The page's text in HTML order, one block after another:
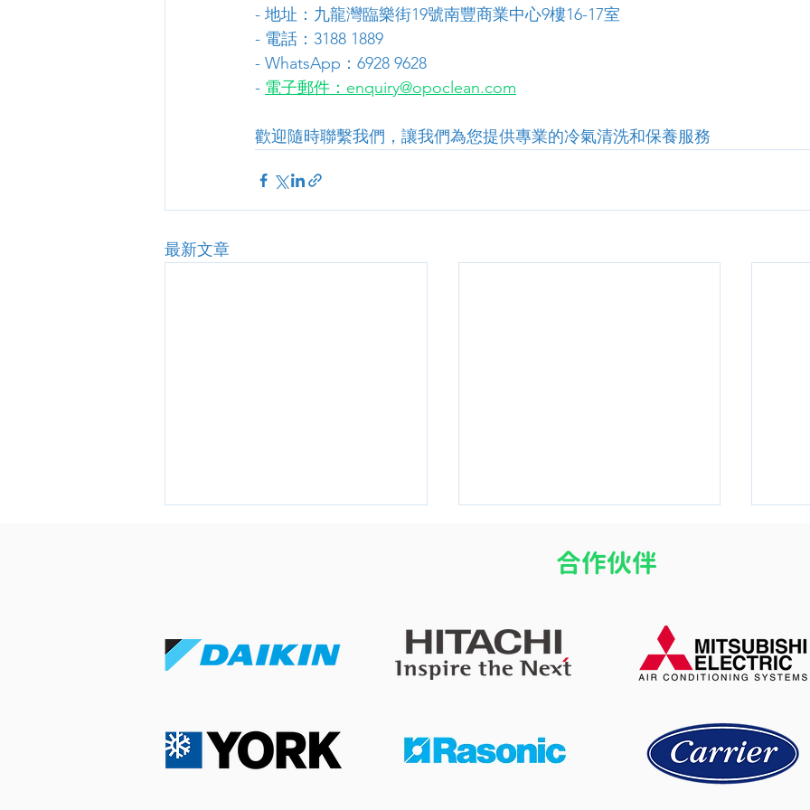
- 地址：九龍灣臨樂街19號南豐商業中心9樓16-17室
- 電話：3188 1889
- WhatsApp：6928 9628
- 電子郵件：enquiry@opoclean.com
歡迎隨時聯繫我們，讓我們為您提供專業的冷氣清洗和保養服務
最新文章
南
開冷氣瞓覺令小朋友乾咳？改
冷
度
​合作伙伴